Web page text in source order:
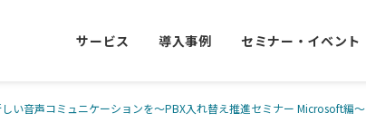
サービス 導入事例 セミナー・イベント
い音声コミュニケーションを～PBX入れ替え推進セミナー Microsoft編～